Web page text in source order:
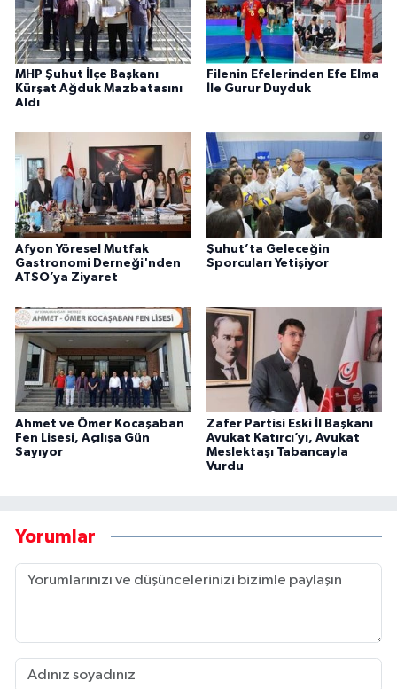
MHP Şuhut İlçe Başkanı
Kürşat Ağduk Mazbatasını
Aldı
Filenin Efelerinden Efe Elma
İle Gurur Duyduk
Afyon Yöresel Mutfak
Gastronomi Derneği'nden
ATSO’ya Ziyaret
Şuhut’ta Geleceğin
Sporcuları Yetişiyor
Ahmet ve Ömer Kocaşaban
Fen Lisesi, Açılışa Gün
Sayıyor
Zafer Partisi Eski İl Başkanı
Avukat Katırcı’yı, Avukat
Meslektaşı Tabancayla
Vurdu
Yorumlar